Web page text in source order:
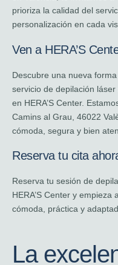
prioriza la calidad del
personalización en cada
Ven a HERA’S
Descubre una nueva
servicio de depilación
en HERA’S Center.
Camins al Grau, 46022
cómoda, segura y bien
Reserva tu cita
Reserva tu sesión de
HERA’S Center y
cómoda, práctica y
La